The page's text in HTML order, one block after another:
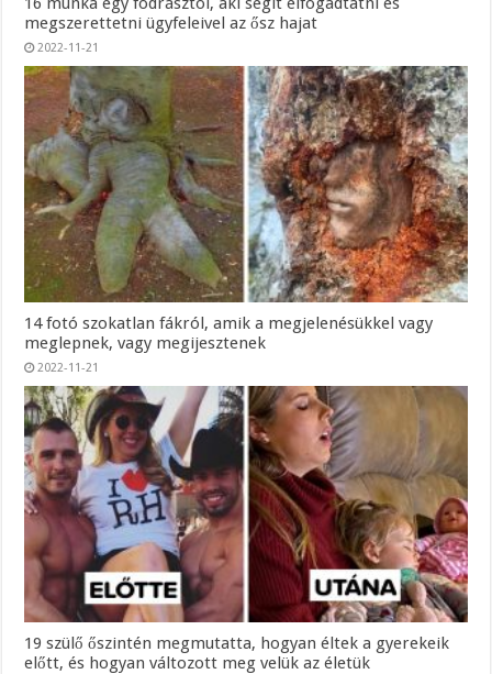
megszerettetni ügyfeleivel az ősz hajat
2022-11-21
14 fotó szokatlan fákról, amik a megjelenésükkel vagy
meglepnek, vagy megijesztenek
2022-11-21
19 szülő őszintén megmutatta, hogyan éltek a gyerekeik
előtt, és hogyan változott meg velük az életük